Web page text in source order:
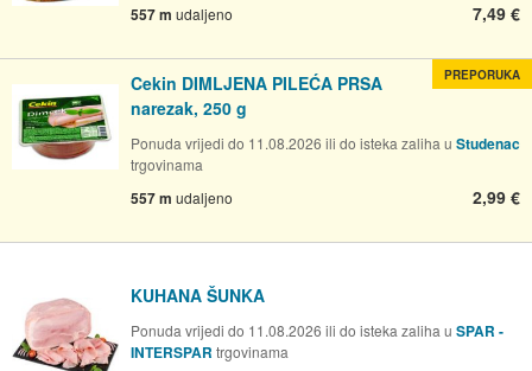
557 m udaljeno 7,49 €
Cekin DIMLJENA PILEĆA PRSA
narezak, 250 g
Ponuda vrijedi do 11.08.2026 ili do isteka zaliha u Studenac
trgovinama
557 m udaljeno 2,99 €
PREPORUKA
KUHANA ŠUNKA
Ponuda vrijedi do 11.08.2026 ili do isteka zaliha u SPAR -
INTERSPAR trgovinama